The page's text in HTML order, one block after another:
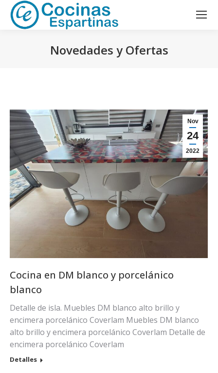
Novedades y Ofertas
Nov
24
2022
Cocina en DM blanco y porcelánico
blanco
Detalle de isla. Muebles DM blanco alto brillo y
encimera porcelánico Coverlam Muebles DM blanco
alto brillo y encimera porcelánico Coverlam Detalle de
encimera porcelánico Coverlam
Detalles